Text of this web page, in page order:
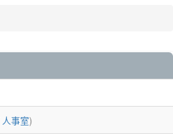
人事室)